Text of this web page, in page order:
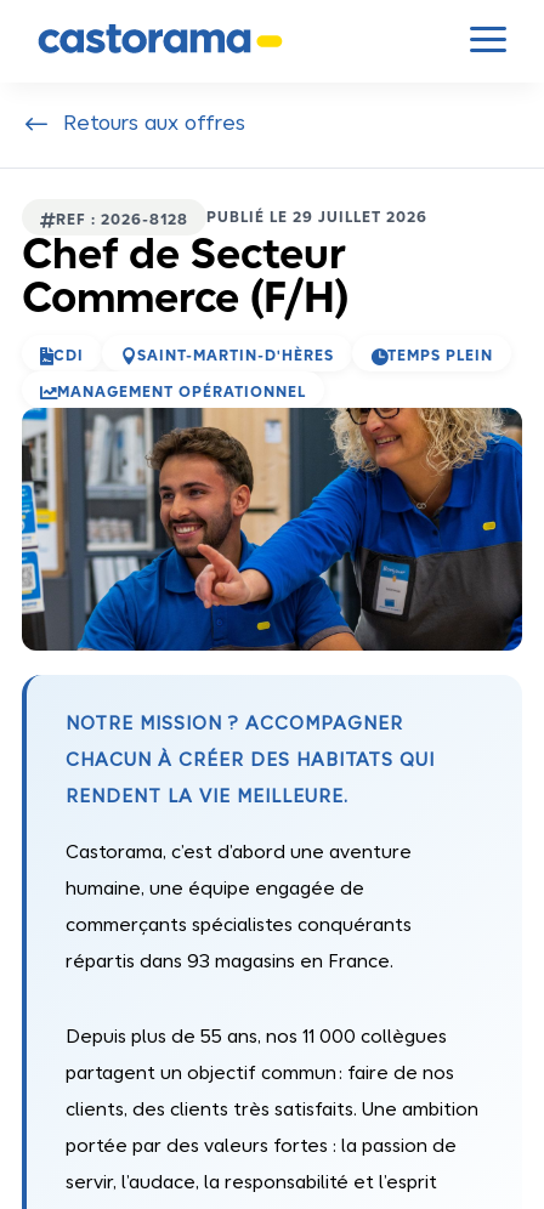
a
# Retours aux offres
REF : 2026-8128 PUBLIÉ LE 29 JUILLET 2026
Chef de Secteur
Commerce (F/H)
CDI SAINT-MARTIN-D'HÈRES TEMPS PLEIN
MANAGEMENT OPÉRATIONNEL
NOTRE MISSION ? ACCOMPAGNER
CHACUN À CRÉER DES HABITATS QUI
RENDENT LA VIE MEILLEURE.
Castorama, c’est d’abord une aventure
humaine, une équipe engagée de
commerçants spécialistes conquérants
répartis dans 93 magasins en France.
Depuis plus de 55 ans, nos 11 000 collègues
partagent un objectif commun : faire de nos
clients, des clients très satisfaits. Une ambition
portée par des valeurs fortes : la passion de
servir, l’audace, la responsabilité et l’esprit